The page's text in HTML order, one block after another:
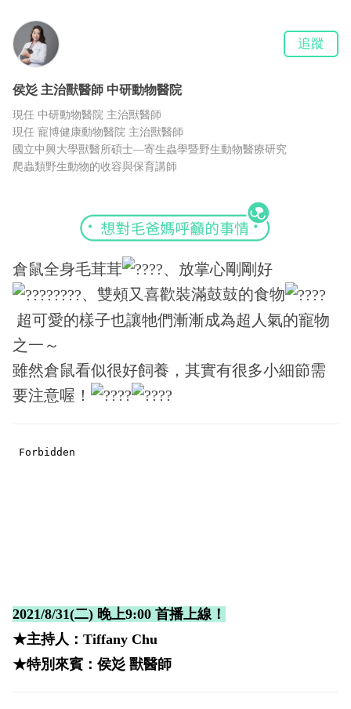
侯彣 主治獸醫師 中研動物醫院
現任 中研動物醫院 主治獸醫師
現任 寵博健康動物醫院 主治獸醫師
國立中興大學獸醫所碩士—寄生蟲學暨野生動物醫療研究
爬蟲類野生動物的收容與保育講師
追蹤
倉鼠全身毛茸茸
、放掌心剛剛好
、雙頰又喜歡裝滿鼓鼓的食物
超可愛的樣子也讓牠們漸漸成為超人氣的寵物
之一～
雖然倉鼠看似很好飼養，其實有很多小細節需
要注意喔！
2021/8/31(二) 晚上9:00 首播上線！
★主持人：Tiffany Chu
★特別來賓：侯彣 獸醫師